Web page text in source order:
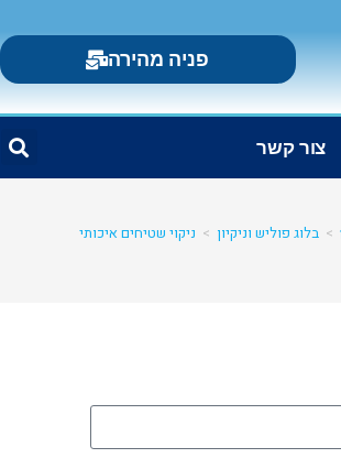
פניה מהירה
צור קשר
> בלוג פוליש וניקיון > ניקוי שטיחים איכותי